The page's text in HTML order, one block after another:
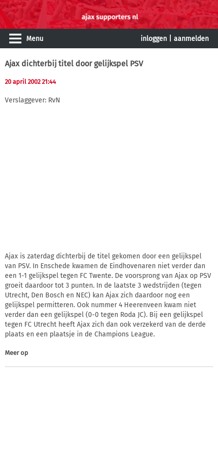
Menu inloggen aanmelden
Ajax dichterbij titel door gelijkspel PSV
20 april 2002 21:44
Verslaggever: RvN
Ajax is zaterdag dichterbij de titel gekomen door een gelijkspel
van PSV. In Enschede kwamen de Eindhovenaren niet verder dan
een 1-1 gelijkspel tegen FC Twente. De voorsprong van Ajax op PSV
groeit daardoor tot 3 punten. In de laatste 3 wedstrijden (tegen
Utrecht, Den Bosch en NEC) kan Ajax zich daardoor nog een
gelijkspel permitteren. Ook nummer 4 Heerenveen kwam niet
verder dan een gelijkspel (0-0 tegen Roda JC). Bij een gelijkspel
tegen FC Utrecht heeft Ajax zich dan ook verzekerd van de derde
plaats en een plaatsje in de Champions League.
Meer op